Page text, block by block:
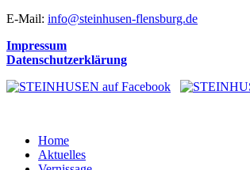
E-Mail: info@steinhusen-flensburg.de
Impressum
Datenschutzerklärung
Home
Aktuelles